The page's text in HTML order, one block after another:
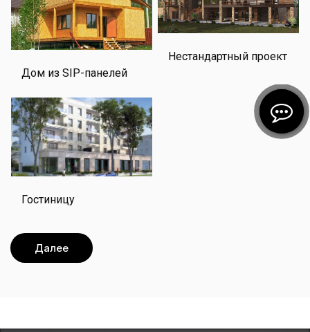
Дом из SIP-панелей
Нестандартный проект
Гостиницу
Далее